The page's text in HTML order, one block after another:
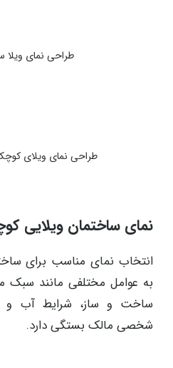
طراحی نمای ویلا
طراحی نمای ویلای
نمای ساختمان ویلایی
انتخاب نمای مناسب برای
به عوامل مختلفی مانند سبک
ساخت و ساز، شرایط آب و
شخصی مالک بستگی دارد.